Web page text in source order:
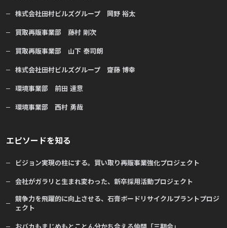
株式会社田村ビルズグループ 岡野 裕太
買取再販事業部 藤村 剛次
買取再販事業部 山下 泰司朗
株式会社田村ビルズグループ 齋藤 博幸
環境事業部 前田 達意
環境事業部 西村 勇哉
エピソードを知る
ビジョン実現の柱にする。買い取り再販事業強化プロジェクト
会社がガラリと生まれ変わった、新卒採用活動プロジェクト
競争力を飛躍的に向上させる、石膏ボードリサイクルプラントプロジ
ェクト